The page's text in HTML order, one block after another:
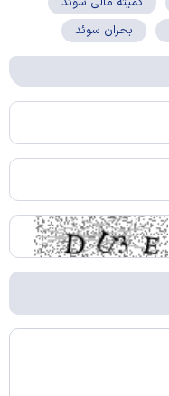
بحران سوئد